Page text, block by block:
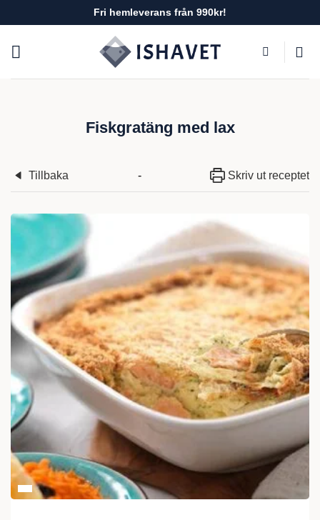
to
content
Fri hemleverans från 990kr!
Fiskgratäng med lax
Tillbaka - Skriv ut receptet